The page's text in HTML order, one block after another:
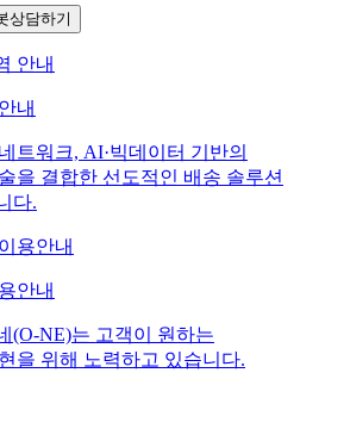
상담하기
내
트워크, AI·빅데이터 기반의
을 결합한 선도적인 배송 솔루션
다.
안내
(O-NE)는 고객이 원하는
을 위해 노력하고 있습니다.